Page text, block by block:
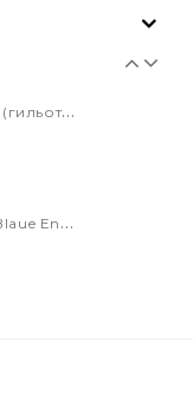
Резаки гильотинного типа (гильотина) EBA и IDEAL
Нагородження ознакою "Blaue Engel"